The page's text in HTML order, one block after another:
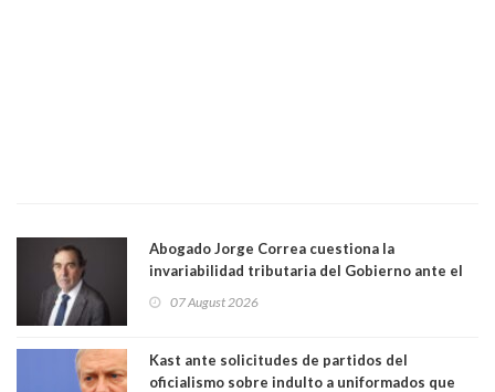
Abogado Jorge Correa cuestiona la
invariabilidad tributaria del Gobierno ante el
democracia” y "defendemos la alternancia en el
07 August 2026
Kast ante solicitudes de partidos del
oficialismo sobre indulto a uniformados que